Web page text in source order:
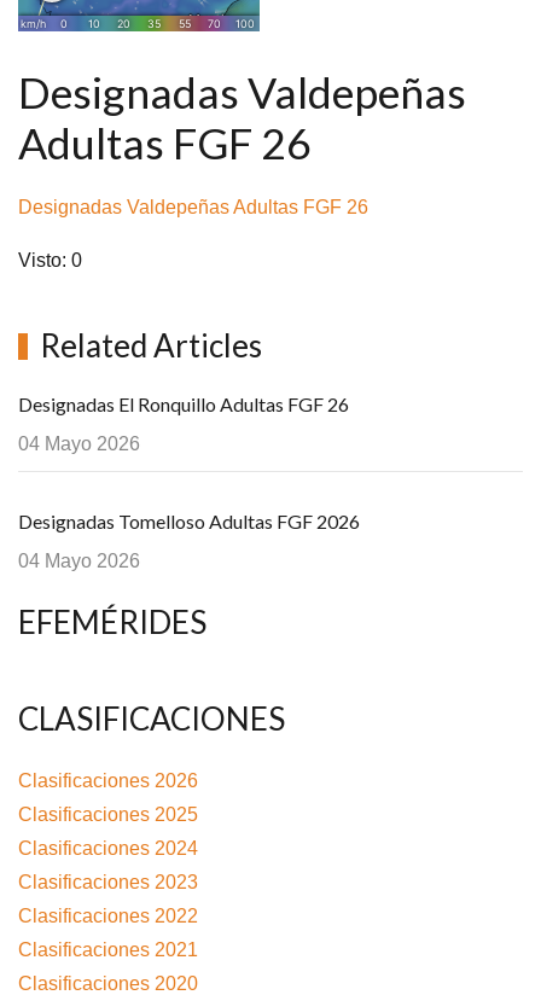
Designadas Valdepeñas
Adultas FGF 26
Designadas Valdepeñas Adultas FGF 26
Visto: 0
Related Articles
Designadas El Ronquillo Adultas FGF 26
04 Mayo 2026
Designadas Tomelloso Adultas FGF 2026
04 Mayo 2026
EFEMÉRIDES
CLASIFICACIONES
Clasificaciones 2026
Clasificaciones 2025
Clasificaciones 2024
Clasificaciones 2023
Clasificaciones 2022
Clasificaciones 2021
Clasificaciones 2020